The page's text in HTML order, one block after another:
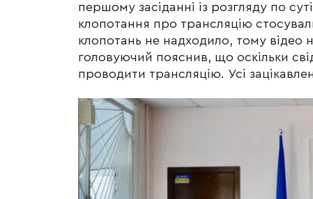
першому засіданні із розгляду по
клопотання про трансляцію
клопотань не надходило, тому
головуючий пояснив, що оскільки
проводити трансляцію. Усі